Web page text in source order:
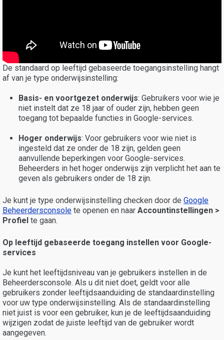
De standaard op leeftijd gebaseerde toegangsinstelling hangt
af van je type onderwijsinstelling:
Basis- en voortgezet onderwijs: Gebruikers voor wie je
niet instelt dat ze 18 jaar of ouder zijn, hebben geen
toegang tot bepaalde functies in Google-services.
Hoger onderwijs: Voor gebruikers voor wie niet is
ingesteld dat ze onder de 18 zijn, gelden geen
aanvullende beperkingen voor Google-services.
Beheerders in het hoger onderwijs zijn verplicht het aan te
geven als gebruikers onder de 18 zijn.
Je kunt je type onderwijsinstelling checken door de Google
Beheerdersconsole te openen en naar Accountinstellingen >
Profiel te gaan.
Op leeftijd gebaseerde toegang instellen voor Google-
services
Je kunt het leeftijdsniveau van je gebruikers instellen in de
Beheerdersconsole. Als u dit niet doet, geldt voor alle
gebruikers zonder leeftijdsaanduiding de standaardinstelling
voor uw type onderwijsinstelling. Als de standaardinstelling
niet juist is voor een gebruiker, kun je de leeftijdsaanduiding
wijzigen zodat de juiste leeftijd van de gebruiker wordt
aangegeven.